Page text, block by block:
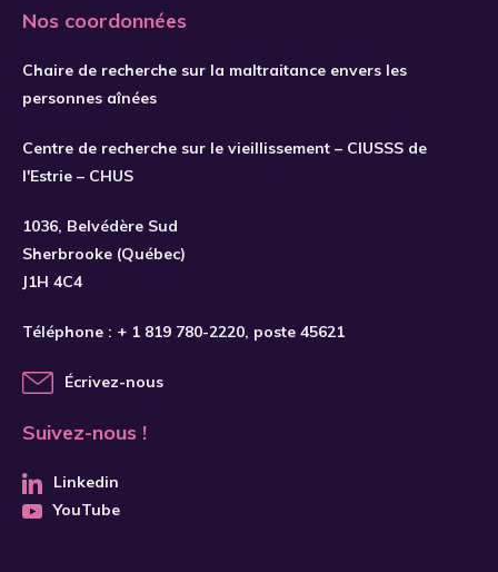
Nos coordonnées
Chaire de recherche sur la maltraitance envers les
personnes aînées
Centre de recherche sur le vieillissement – CIUSSS de
l'Estrie – CHUS
1036, Belvédère Sud
Sherbrooke (Québec)
J1H 4C4
Téléphone : + 1 819 780-2220, poste 45621
Écrivez-nous
Suivez-nous !
Linkedin
YouTube